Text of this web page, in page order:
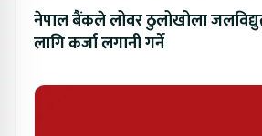
नेपाल बैंकले लोवर ठुलोखोला
लागि कर्जा लगानी गर्ने